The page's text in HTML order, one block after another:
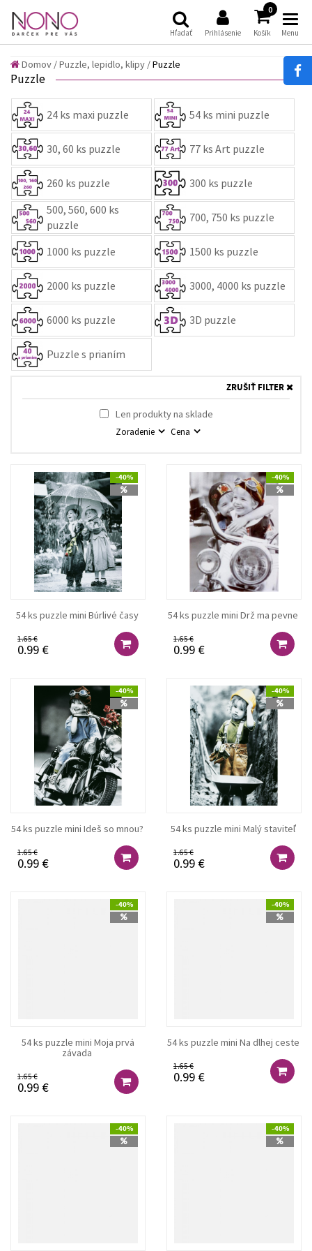
Hľadať Prihlásenie
0
Košík Menu
Domov /Puzzle, lepidlo, klipy /Puzzle
Puzzle
24 ks maxi puzzle 54 ks mini puzzle
30, 60 ks puzzle 77 ks Art puzzle
260 ks puzzle
300 ks puzzle
500, 560, 600 ks
puzzle
700, 750 ks puzzle
1000 ks puzzle 1500 ks puzzle
2000 ks puzzle 3000, 4000 ks puzzle
6000 ks puzzle 3D puzzle
Puzzle s prianím
Len produkty na sklade
Zoradenie Cena
ZRUŠIŤ FILTER
-40%
54 ks puzzle mini Búrlivé časy
1.65 €
0.99 €
-40%
54 ks puzzle mini Drž ma pevne
1.65 €
0.99 €
-40%
54 ks puzzle mini Ideš so mnou?
1.65 €
0.99 €
-40%
54 ks puzzle mini Malý staviteľ
1.65 €
0.99 €
-40%
54 ks puzzle mini Moja prvá
závada
1.65 €
0.99 €
-40%
54 ks puzzle mini Na dlhej ceste
1.65 €
0.99 €
-40% -40%